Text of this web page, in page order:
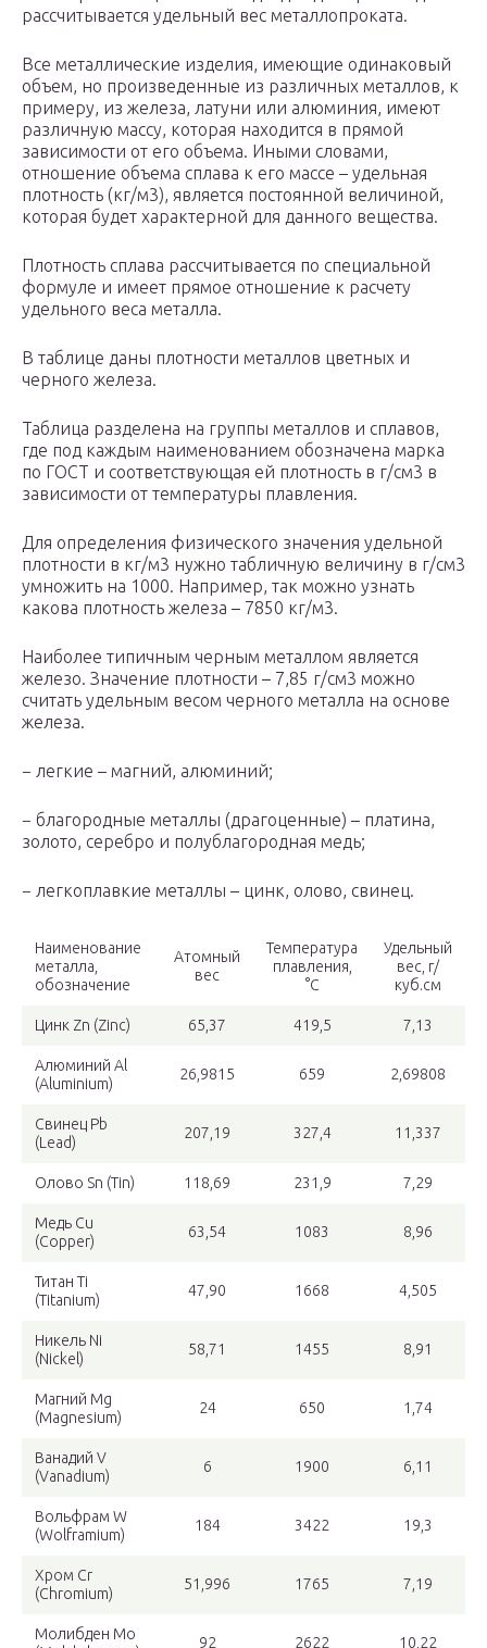
рассчитывается удельный вес металлопроката.
Все металлические изделия, имеющие одинаковый
объем, но произведенные из различных металлов, к
примеру, из железа, латуни или алюминия, имеют
различную массу, которая находится в прямой
зависимости от его объема. Иными словами,
отношение объема сплава к его массе – удельная
плотность (кг/м3), является постоянной величиной,
которая будет характерной для данного вещества.
Плотность сплава рассчитывается по специальной
формуле и имеет прямое отношение к расчету
удельного веса металла.
В таблице даны плотности металлов цветных и
черного железа.
Таблица разделена на группы металлов и сплавов,
где под каждым наименованием обозначена марка
по ГОСТ и соответствующая ей плотность в г/см3 в
зависимости от температуры плавления.
Для определения физического значения удельной
плотности в кг/м3 нужно табличную величину в г/см3
умножить на 1000. Например, так можно узнать
какова плотность железа – 7850 кг/м3.
Наиболее типичным черным металлом является
железо. Значение плотности – 7,85 г/см3 можно
считать удельным весом черного металла на основе
железа.
− легкие – магний, алюминий;
− благородные металлы (драгоценные) – платина,
золото, серебро и полублагородная медь;
− легкоплавкие металлы – цинк, олово, свинец.
Наименование
металла,
обозначение
Атомный
вес
Температура
плавления,
°C
Удельный
вес, г/
куб.см
Цинк Zn (Zinc) 65,37 419,5 7,13
Алюминий Al
(Aluminium)
26,9815 659 2,69808
Свинец Pb
(Lead)
207,19 327,4 11,337
Олово Sn (Tin) 118,69 231,9 7,29
Медь Cu
(Сopper)
63,54 1083 8,96
Титан Ti
(Titanium)
47,90 1668 4,505
Никель Ni
(Nickel)
58,71 1455 8,91
Магний Mg
(Magnesium)
24 650 1,74
Ванадий V
(Vanadium)
6 1900 6,11
Вольфрам W
(Wolframium)
184 3422 19,3
Хром Cr
(Chromium)
51,996 1765 7,19
Молибден Mo
92 2622 10,22